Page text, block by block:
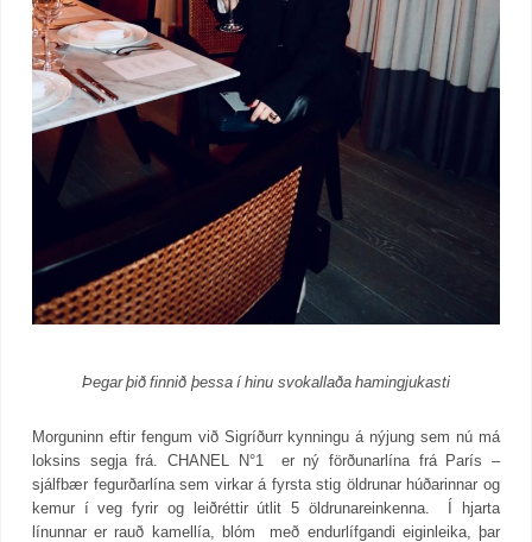
Þegar þið finnið þessa í hinu svokallaða hamingjukasti
Morguninn eftir fengum við Sigríðurr kynningu á nýjung sem nú má
loksins segja frá. CHANEL N°1 er ný förðunarlína frá París –
sjálfbær fegurðarlína sem virkar á fyrsta stig öldrunar húðarinnar og
kemur í veg fyrir og leiðréttir útlit 5 öldrunareinkenna. Í hjarta
línunnar er rauð kamellía, blóm með endurlífgandi eiginleika, þar